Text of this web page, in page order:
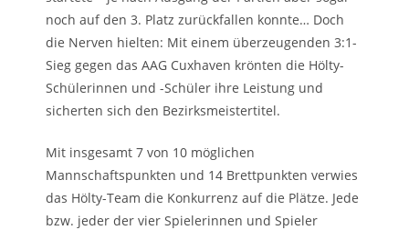
noch auf den 3. Platz zurückfallen konnte… Doch
die Nerven hielten: Mit einem überzeugenden 3:1-
Sieg gegen das AAG Cuxhaven krönten die Hölty-
Schülerinnen und -Schüler ihre Leistung und
sicherten sich den Bezirksmeistertitel.
Mit insgesamt 7 von 10 möglichen
Mannschaftspunkten und 14 Brettpunkten verwies
das Hölty-Team die Konkurrenz auf die Plätze. Jede
bzw. jeder der vier Spielerinnen und Spieler